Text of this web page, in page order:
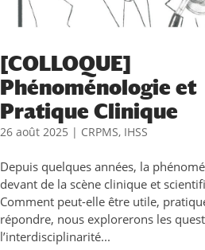
[COLLOQUE]
Phénoménologie et
Pratique Clinique
26 août 2025 | CRPMS, IHSS
Depuis quelques années, la
devant de la scène clinique et
Comment peut-elle être utile,
répondre, nous explorerons les
l’interdisciplinarité...